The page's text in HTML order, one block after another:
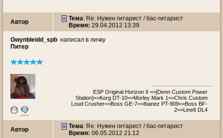
Автор Тема: Re: Нужен гитарист / бас-гитарист
Время: 29.04.2012 13:39
Gwynbleidd_spb
Питер
написал в личку
ESP Original Horizon II =>[Denn Custom Power
Station]=>Korg DT-10=>Morley Mark 1=>Chris Custom
Loud Crusher=>Boss GE-7=>Ibanez PT-909=>Boss BF-
2=>Line6 DL4
Автор Тема: Re: Нужен гитарист / бас-гитарист
Время: 06.05.2012 21:12